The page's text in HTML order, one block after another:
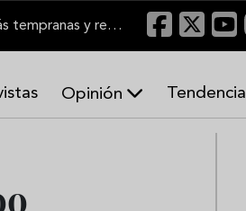
El Marco de Jerez inicia una de sus vendimias más tempranas y recupera producción
Opinión